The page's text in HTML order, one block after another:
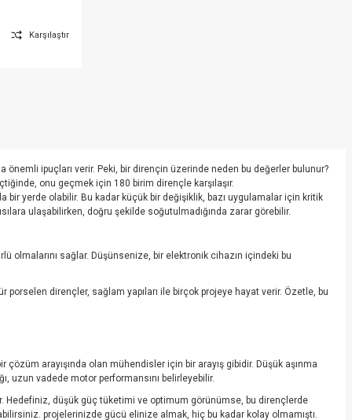
Karşılaştır
önemli ipuçları verir. Peki, bir dirençin üzerinde neden bu değerler bulunur?
onu geçmek için 180 birim dirençle karşılaşır.
bir yerde olabilir. Bu kadar küçük bir değişiklik, bazı uygulamalar için kritik
ulaşabilirken, doğru şekilde soğutulmadığında zarar görebilir.
olmalarını sağlar. Düşünsenize, bir elektronik cihazın içindeki bu
dirençler, sağlam yapıları ile birçok projeye hayat verir. Özetle, bu
arayışında olan mühendisler için bir arayış gibidir. Düşük aşınma
uzun vadede motor performansını belirleyebilir.
Hedefiniz, düşük güç tüketimi ve optimum görünümse, bu dirençlerde
projelerinizde gücü elinize almak, hiç bu kadar kolay olmamıştı.